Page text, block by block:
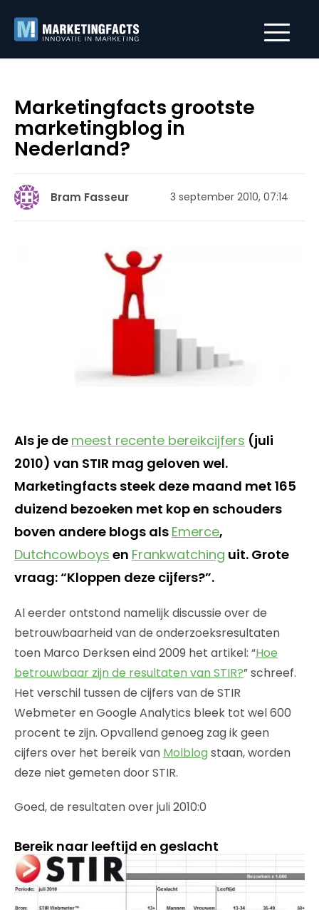
Marketingfacts grootste
marketingblog in
Nederland?
Bram Fasseur 3 september 2010, 07:14
Als je de meest recente bereikcijfers (juli
2010) van STIR mag geloven wel.
Marketingfacts steek deze maand met 165
duizend bezoeken met kop en schouders
boven andere blogs als Emerce,
Dutchcowboys en Frankwatching uit. Grote
vraag: “Kloppen deze cijfers?”.
Al eerder ontstond namelijk discussie over de
betrouwbaarheid van de onderzoeksresultaten
toen Marco Derksen eind 2009 het artikel: “Hoe
betrouwbaar zijn de resultaten van STIR?” schreef.
Het verschil tussen de cijfers van de STIR
Webmeter en Google Analytics bleek tot wel 600
procent te zijn. Opvallend genoeg zag ik geen
cijfers over het bereik van Molblog staan, worden
deze niet gemeten door STIR.
Goed, de resultaten over juli 2010:0
Bereik naar leeftijd en geslacht